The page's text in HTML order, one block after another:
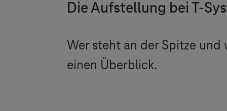
Die Aufstellung bei T-
Wer steht an der Spitze
einen Überblick.